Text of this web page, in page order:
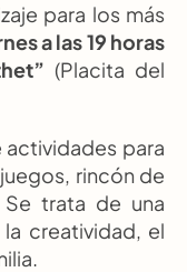
para los más
a las 19 horas
(Placita del
actividades para
rincón de
trata de una
creatividad, el